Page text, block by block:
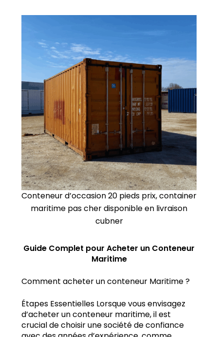
Conteneur d’occasion 20 pieds prix, container
maritime pas cher disponible en livraison
cubner
Guide Complet pour Acheter un Conteneur
Maritime
Comment acheter un conteneur Maritime ?
Étapes Essentielles Lorsque vous envisagez
d’acheter un conteneur maritime, il est
crucial de choisir une société de confiance